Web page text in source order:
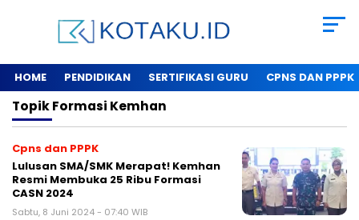
HOME PENDIDIKAN SERTIFIKASI GURU CPNS DAN PPPK
TopikFormasi Kemhan
Cpns dan PPPK
Lulusan SMA/SMK Merapat! Kemhan
Resmi Membuka 25 Ribu Formasi
CASN 2024
Sabtu, 8 Juni 2024 - 07:40 WIB